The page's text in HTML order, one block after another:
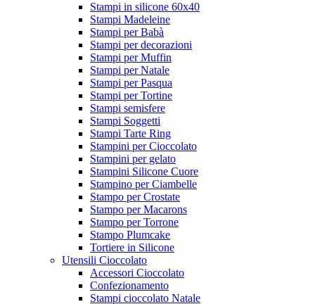
Stampi in silicone 60x40
Stampi Madeleine
Stampi per Babà
Stampi per decorazioni
Stampi per Muffin
Stampi per Natale
Stampi per Pasqua
Stampi per Tortine
Stampi semisfere
Stampi Soggetti
Stampi Tarte Ring
Stampini per Cioccolato
Stampini per gelato
Stampini Silicone Cuore
Stampino per Ciambelle
Stampo per Crostate
Stampo per Macarons
Stampo per Torrone
Stampo Plumcake
Tortiere in Silicone
Utensili Cioccolato
Accessori Cioccolato
Confezionamento
Stampi cioccolato Natale